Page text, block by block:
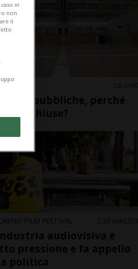
6 ore
pubbliche, perché
chiuse?
FILM FESTIVAL 10 ore 3
audiovisiva è
pressione e fa appello
politica
in
non
il